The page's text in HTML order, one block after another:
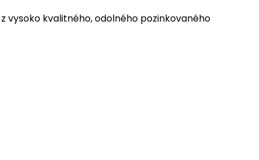
vysoko kvalitného, odolného pozinkovaného